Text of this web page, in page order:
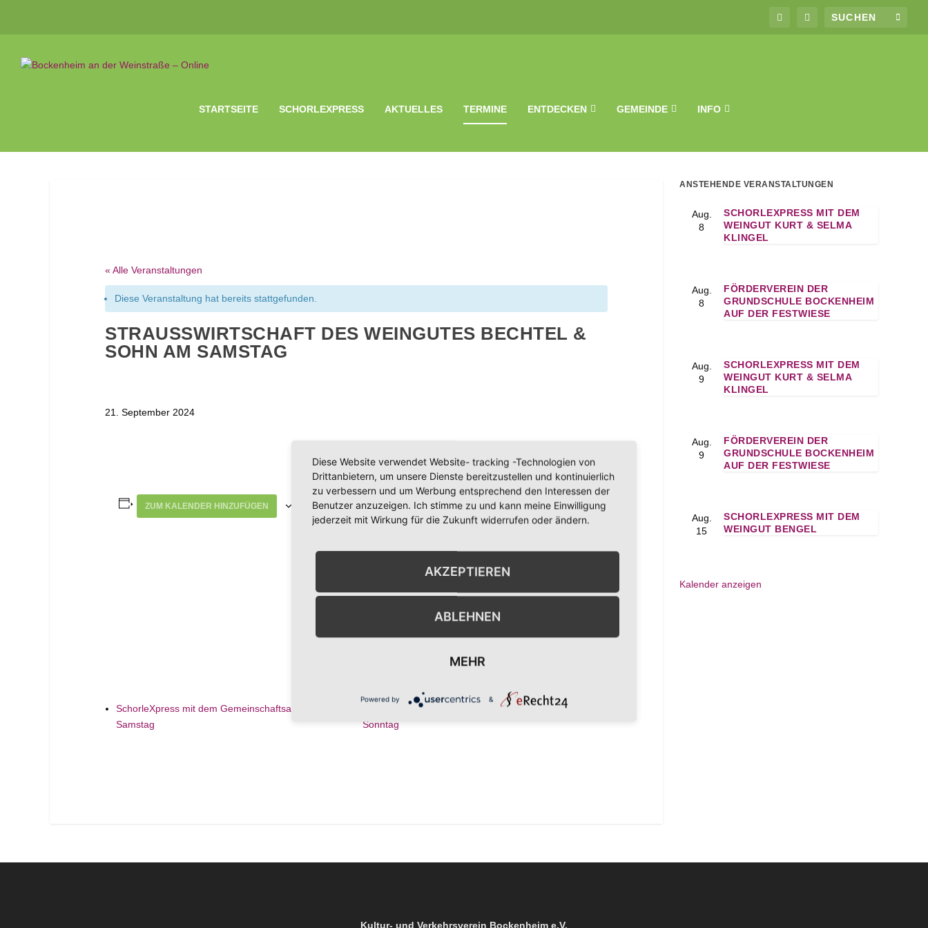
STARTSEITE SCHORLEXPRESS AKTUELLES TERMINE ENTDECKEN GEMEINDE INFO
« Alle Veranstaltungen
Diese Veranstaltung hat bereits stattgefunden.
STRAUSSWIRTSCHAFT DES WEINGUTES BECHTEL & S
OHN AM SAMSTAG
21. September 2024
ZUM KALENDER HINZUFÜGEN
DETAILS
Datum: 21. September
Zeit:
Veranstaltungskategorie:
VERANSTALTUNGSORT
Weingut Bechtel & Sohn
Weinstraße, 67278
Telefon +49 6359 4750
SchorleXpress mit dem Gemeinschaftsausschank am
Samstag
SchorleXpress mit dem Gemeinschaftsausschank am
Sonntag
ANSTEHENDE VERANSTALTUNGEN
Aug.
8
SCHORLEXPRESS MIT DEM
WEINGUT KURT & SELMA
KLINGEL
Aug.
8
FÖRDERVEREIN DER
GRUNDSCHULE BOCKENHEIM
AUF DER FESTWIESE
Aug.
9
SCHORLEXPRESS MIT DEM
WEINGUT KURT & SELMA
KLINGEL
Aug.
9
FÖRDERVEREIN DER
GRUNDSCHULE BOCKENHEIM
AUF DER FESTWIESE
Aug.
15
SCHORLEXPRESS MIT DEM
WEINGUT BENGEL
Kalender anzeigen
Kultur- und Verkehrsverein Bockenheim e.V.
Diese Website verwendet Website- tracking -Technologien von
Drittanbietern, um unsere Dienste bereitzustellen und kontinuierlich
zu verbessern und um Werbung entsprechend den Interessen der
Benutzer anzuzeigen. Ich stimme zu und kann meine Einwilligung
jederzeit mit Wirkung für die Zukunft widerrufen oder ändern.
AKZEPTIEREN
ABLEHNEN
MEHR
Powered by &